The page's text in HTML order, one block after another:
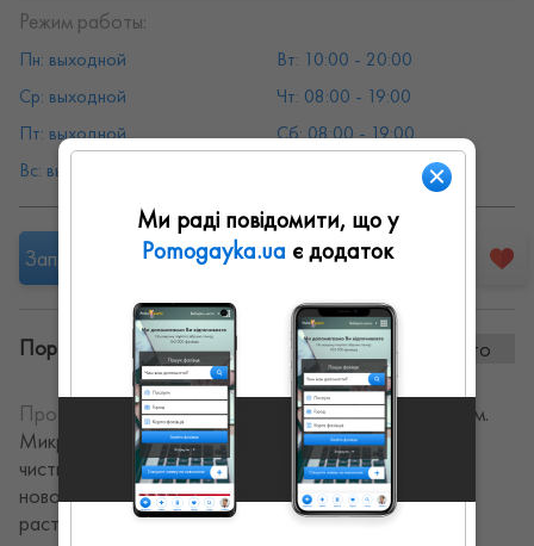
Режим работы:
Пн: выходной
Вт: 10:00 - 20:00
Ср: выходной
Чт: 08:00 - 19:00
Пт: выходной
Сб: 08:00 - 19:00
Вс: выходной
Запропонувати роботу
Портфоліо винаних робіт: 0 фото
Про себе:
Косметолог-эстетист с Мед. образованием.
Микронидлинг, Блефаропластика, Комбинированная
чистка лица, Биоревитализация лица. Удаление
новообразований, Удаление папиллом, Удаление
растяжек. Постоянно повышаю квалификацию и
Ми раді повідомити, що у
Pomogayka.ua є додаток